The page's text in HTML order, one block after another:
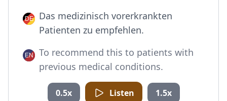
Das medizinisch vorerkrankten
Patienten zu empfehlen.
To recommend this to patients with
previous medical conditions.
0.5x Listen 1.5x